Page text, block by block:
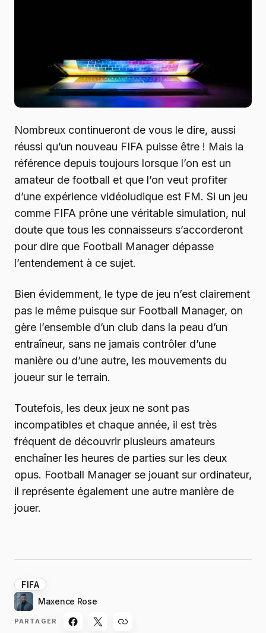
Nombreux continueront de vous le dire, aussi
réussi qu’un nouveau FIFA puisse être ! Mais la
référence depuis toujours lorsque l’on est un
amateur de football et que l’on veut profiter
d’une expérience vidéoludique est FM. Si un jeu
comme FIFA prône une véritable simulation, nul
doute que tous les connaisseurs s’accorderont
pour dire que Football Manager dépasse
l’entendement à ce sujet.
Bien évidemment, le type de jeu n’est clairement
pas le même puisque sur Football Manager, on
gère l’ensemble d’un club dans la peau d’un
entraîneur, sans ne jamais contrôler d’une
manière ou d’une autre, les mouvements du
joueur sur le terrain.
Toutefois, les deux jeux ne sont pas
incompatibles et chaque année, il est très
fréquent de découvrir plusieurs amateurs
enchaîner les heures de parties sur les deux
opus. Football Manager se jouant sur ordinateur,
il représente également une autre manière de
jouer.
FIFA
Maxence Rose
PARTAGER